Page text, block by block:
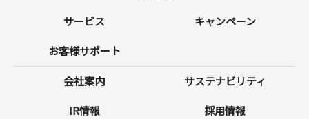
サービス キャンペーン
お客様サポート
会社案内 サステナビリティ
IR情報 採用情報